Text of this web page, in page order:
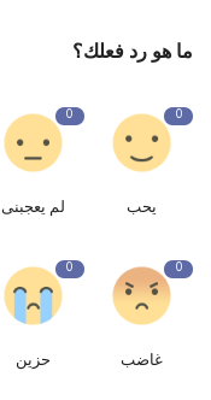
ما هو رد فعلك؟
0
يحب
0
لم يعجبنى
0
غاضب
0
حزين